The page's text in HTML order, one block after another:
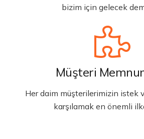
bizim için gelecek
Müşteri
Her daim müşterilerimizin istek
karşılamak en önemli